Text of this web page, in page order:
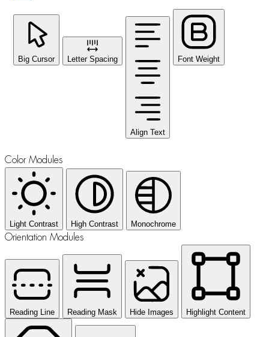
Big Cursor Letter Spacing
Align Text
Font Weight
Color Modules
Light Contrast High Contrast Monochrome
Orientation Modules
Reading Line Reading Mask Hide Images Highlight Content